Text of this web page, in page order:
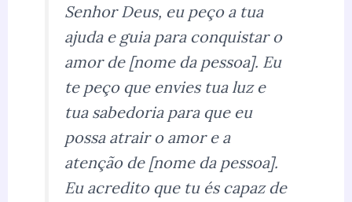
Senhor Deus, eu peço a tua
ajuda e guia para conquistar o
amor de [nome da pessoa]. Eu
te peço que envies tua luz e
tua sabedoria para que eu
possa atrair o amor e a
atenção de [nome da pessoa].
Eu acredito que tu és capaz de